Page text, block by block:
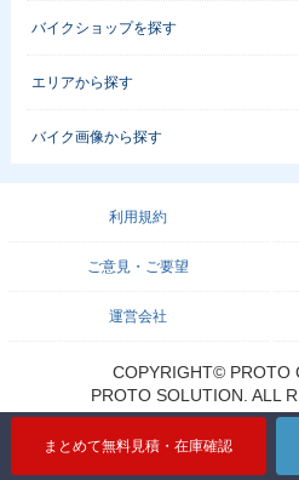
まとめて無料見積・在庫確認
バイクショップを探す
エリアから探す
バイク画像から探す
利用規約
ご意見・ご要望
運営会社
COPYRIGHT© PROTO
PROTO SOLUTION. ALL